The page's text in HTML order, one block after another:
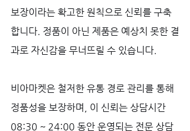
보장이라는 확고한 원칙으로 신뢰를 구축
합니다. 정품이 아닌 제품은 예상치 못한 결
과로 자신감을 무너뜨릴 수 있습니다.
비아마켓은 철저한 유통 경로 관리를 통해
정품성을 보장하며, 이 신뢰는 상담시간
08:30 ~ 24:00 동안 운영되는 전문 상담